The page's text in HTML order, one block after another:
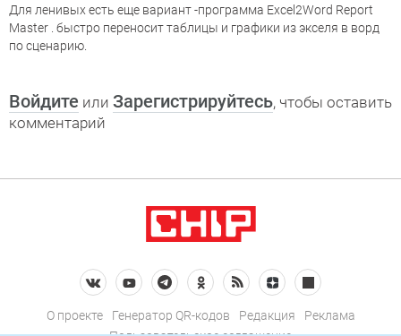
Для ленивых есть еще вариант -программа Excel2Word Report
Master . быстро переносит таблицы и графики из экселя в ворд
по сценарию.
Войдите или Зарегистрируйтесь, чтобы оставить
комментарий
О проекте Генератор QR-кодов Редакция
Реклама